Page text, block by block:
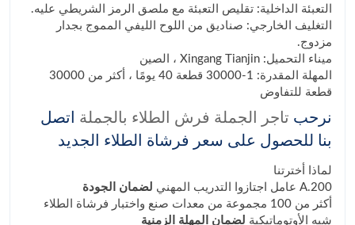
التعبئة الداخلية: تقليص التعبئة مع ملصق الرمز الشريطي عليه.
التغليف الخارجي: صناديق من اللوح الليفي المموج بجدار
مزدوج.
ميناء التحميل: Xingang Tianjin ، الصين
المهلة المقدرة: 1-30000 قطعة 40 يومًا ، أكثر من 30000
قطعة للتفاوض
نرحب تاجر الجملة فرش الطلاء بالجملة اتصل
بنا للحصول على سعر فرشاة الطلاء الجديد
لماذا أخترتنا
A.200 عامل اجتازوا التدريب المهني
لضمان الجودة
أكثر من 100 مجموعة من معدات صنع واختبار فرشاة الطلاء
شبه الأوتوماتيكية لضمان المهلة الزمنية